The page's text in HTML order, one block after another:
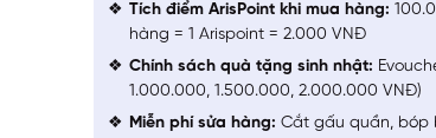
Tích điểm ArisPoint khi mua hàng:
hàng = 1 Arispoint = 2.000 VNĐ
Chính sách quà tặng sinh nhật:
1.000.000, 1.500.000, 2.000.000 VNĐ)
Miễn phí sửa hàng: Cắt gấu quần, bóp